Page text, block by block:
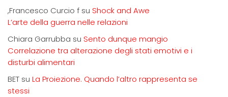
,Francesco Curcio f su Shock and Awe
L’arte della guerra nelle relazioni
Chiara Garrubba su Sento dunque mangio
Correlazione tra alterazione degli stati emotivi e i
disturbi alimentari
BET su La Proiezione. Quando l’altro rappresenta se
stessi